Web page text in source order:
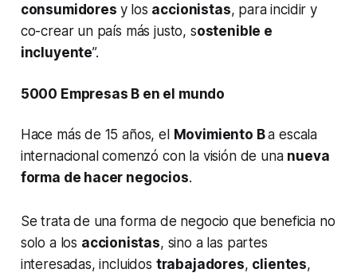
consumidores y los accionistas, para incidir y
co-crear un país más justo, sostenible e
incluyente”.
5000 Empresas B en el mundo
Hace más de 15 años, el Movimiento Ba escala
internacional comenzó con la visión de una nueva
forma de hacer negocios.
Se trata de una forma de negocio que beneficia no
solo a los accionistas, sino a las partes
interesadas, incluidos trabajadores, clientes,